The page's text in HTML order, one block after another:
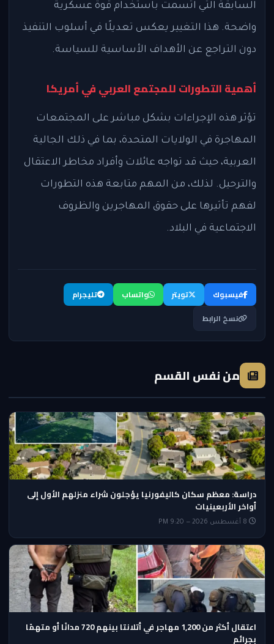
السابقة التي اتسمت باستخدام قوة عسكرية
واضحة. هذا التغيير يعكس تعديلًا في أسلوب التنفيذ
دون التراجع عن الأهداف الأساسية للسياسة.
أهمية التطورات للمجتمع العربي في أمريكا
تؤثر هذه الإجراءات بشكل مباشر على المجتمعات
المهاجرة في الولايات المتحدة، بما في ذلك الجالية
العربية، حيث قد تواجه عائلات وأفراد مخاطر الاعتقال
والترحيل. لذلك، من المهم متابعة هذه التطورات
لفهم تأثيرها على حقوق المهاجرين والظروف
الاجتماعية في البلاد.
فيسبوك تويتر واتساب
تليجرام
نسخ الرابط
من نفس القسم
دراسة: معظم سكان كاليفورنيا يؤجلون شراء منزلهم الأول إلى
أواخر الأربعينيات
اعتقال أكثر من 1,200 مهاجر في أتلانتا بينهم 720 مدانًا أو متهمًا
بجرائم